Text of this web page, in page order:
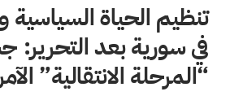
تنظيم الحياة السياسية
في سورية بعد التحرير:
“المرحلة الانتقالية”